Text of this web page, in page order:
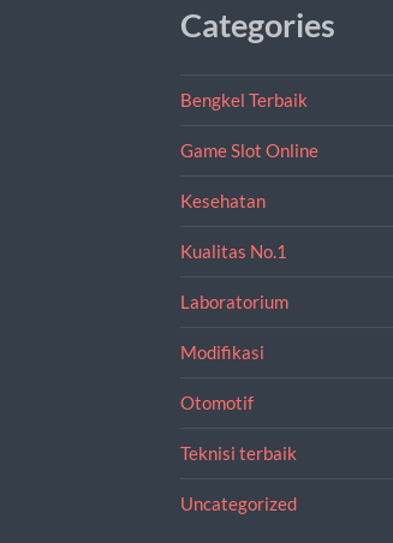
Categories
Bengkel Terbaik
Game Slot Online
Kesehatan
Kualitas No.1
Laboratorium
Modifikasi
Otomotif
Teknisi terbaik
Uncategorized